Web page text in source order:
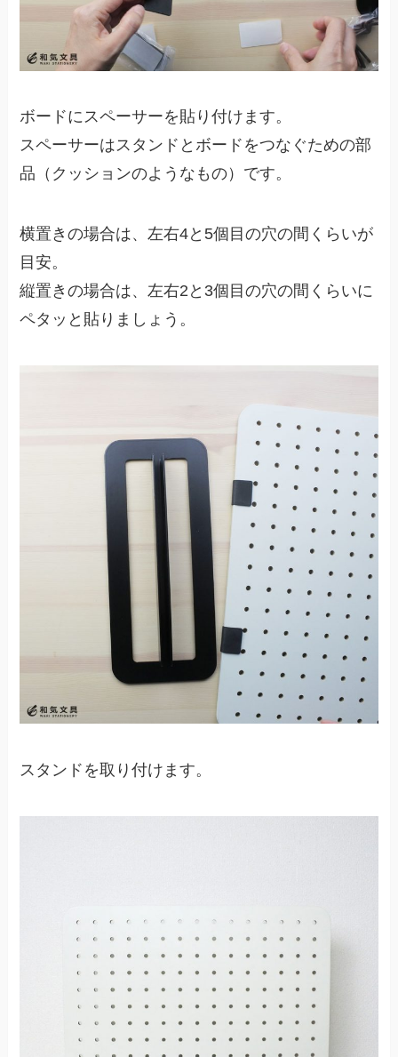
ボードにスペーサーを貼り付けます。
スペーサーはスタンドとボードをつなぐための部
品（クッションのようなもの）です。
横置きの場合は、左右4と5個目の穴の間くらいが
目安。
縦置きの場合は、左右2と3個目の穴の間くらいに
ペタッと貼りましょう。
スタンドを取り付けます。